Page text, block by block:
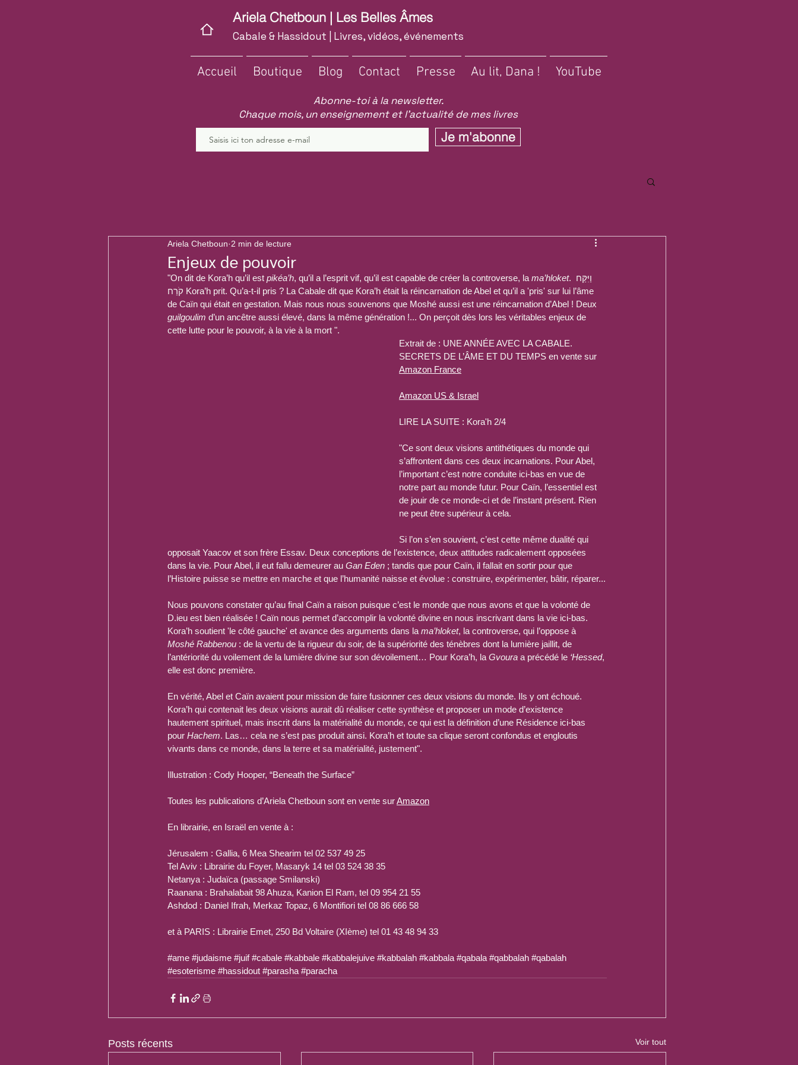
Ariela Chetboun | Les Belles Âmes
Cabale & Hassidout | Livres, vidéos, événements
Accueil Boutique Blog Contact Presse Au lit, Dana ! YouTube
Abonne-toi à la newsletter.
Chaque mois, un enseignement et l'actualité de mes livres
Je m'abonne
Enjeux de pouvoir
Ariela Chetboun 2 min de lecture
"On dit de Kora’h qu’il est pikéa’h, qu’il a l’esprit vif, qu’il est capable de créer la controverse, la ma’hloket. וַיִּקַּח
קֹרַח Kora’h prit. Qu’a-t-il pris ? La Cabale dit que Kora’h était la réincarnation de Abel et qu’il a 'pris' sur lui l’âme
de Caïn qui était en gestation. Mais nous nous souvenons que Moshé aussi est une réincarnation d’Abel ! Deux
guilgoulim d’un ancêtre aussi élevé, dans la même génération !... On perçoit dès lors les véritables enjeux de
cette lutte pour le pouvoir, à la vie à la mort ".
Extrait de : UNE ANNÉE AVEC LA CABALE.
SECRETS DE L’ÂME ET DU TEMPS en vente sur
Amazon France
Amazon US & Israel
LIRE LA SUITE : Kora'h 2/4
"Ce sont deux visions antithétiques du monde qui
s’affrontent dans ces deux incarnations. Pour Abel,
l’important c’est notre conduite ici-bas en vue de
notre part au monde futur. Pour Caïn, l’essentiel est
de jouir de ce monde-ci et de l’instant présent. Rien
ne peut être supérieur à cela.
Si l’on s’en souvient, c’est cette même dualité qui
opposait Yaacov et son frère Essav. Deux conceptions de l’existence, deux attitudes radicalement opposées
dans la vie. Pour Abel, il eut fallu demeurer au Gan Eden ; tandis que pour Caïn, il fallait en sortir pour que
l’Histoire puisse se mettre en marche et que l’humanité naisse et évolue : construire, expérimenter, bâtir, réparer...
Nous pouvons constater qu’au final Caïn a raison puisque c’est le monde que nous avons et que la volonté de
D.ieu est bien réalisée ! Caïn nous permet d’accomplir la volonté divine en nous inscrivant dans la vie ici-bas.
Kora’h soutient 'le côté gauche' et avance des arguments dans la ma’hloket, la controverse, qui l’oppose à
Moshé Rabbenou : de la vertu de la rigueur du soir, de la supériorité des ténèbres dont la lumière jaillit, de
l’antériorité du voilement de la lumière divine sur son dévoilement… Pour Kora’h, la Gvoura a précédé le ‘Hessed,
elle est donc première.
En vérité, Abel et Caïn avaient pour mission de faire fusionner ces deux visions du monde. Ils y ont échoué.
Kora’h qui contenait les deux visions aurait dû réaliser cette synthèse et proposer un mode d’existence
hautement spirituel, mais inscrit dans la matérialité du monde, ce qui est la définition d’une Résidence ici-bas
pour Hachem. Las… cela ne s’est pas produit ainsi. Kora’h et toute sa clique seront confondus et engloutis
vivants dans ce monde, dans la terre et sa matérialité, justement".
Illustration : Cody Hooper, “Beneath the Surface”
Toutes les publications d’Ariela Chetboun sont en vente sur Amazon
En librairie, en Israël en vente à :
Jérusalem : Gallia, 6 Mea Shearim tel 02 537 49 25
Tel Aviv : Librairie du Foyer, Masaryk 14 tel 03 524 38 35
Netanya : Judaïca (passage Smilanski)
Raanana : Brahalabait 98 Ahuza, Kanion El Ram, tel 09 954 21 55
Ashdod : Daniel Ifrah, Merkaz Topaz, 6 Montifiori tel 08 86 666 58
et à PARIS : Librairie Emet, 250 Bd Voltaire (XIème) tel 01 43 48 94 33
#ame #judaisme #juif #cabale #kabbale #kabbalejuive #kabbalah #kabbala #qabala #qabbalah #qabalah
#esoterisme #hassidout #parasha #paracha
Posts récents Voir tout